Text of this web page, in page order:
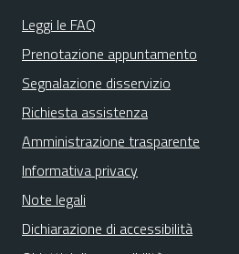
Leggi le FAQ
Prenotazione appuntamento
Segnalazione disservizio
Richiesta assistenza
Amministrazione trasparente
Informativa privacy
Note legali
Dichiarazione di accessibilità